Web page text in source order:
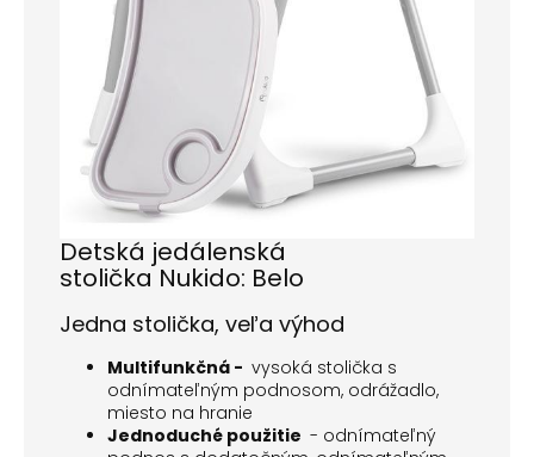
Detská jedálenská
stolička Nukido: Belo
Jedna stolička, veľa výhod
Multifunkčná - vysoká stolička s
odnímateľným podnosom, odrážadlo,
miesto na hranie
Jednoduché použitie - odnímateľný